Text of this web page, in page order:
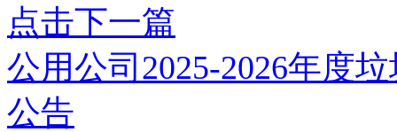
点击下一篇
公用公司2025-2026年度
公告